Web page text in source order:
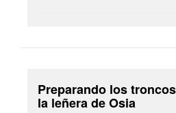
Preparando los
la leñera de Osia